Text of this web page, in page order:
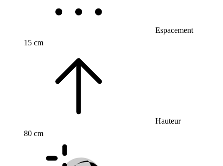
Espacement
15 cm
Hauteur
80 cm